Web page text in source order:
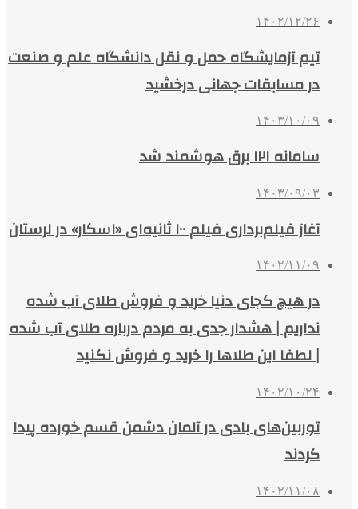
۱۴۰۲/۱۲/۲۶
تیم آزمایشگاه حمل و نقل دانشگاه علم و صنعت
در مسابقات جهانی درخشید
۱۴۰۳/۱۰/۰۹
سامانه ۱۲۱ برق هوشمند شد
۱۴۰۳/۰۹/۰۳
آغاز فیلم‌برداری فیلم ۱۰۰ ثانیه‌ای «اسکار» در لرستان
۱۴۰۲/۱۱/۰۹
در هیچ کجای دنیا خرید و فروش طلای آب شده
نداریم | هشدار جدی به مردم درباره طلای آب شده
| لطفا این طلاها را خرید و فروش نکنید
۱۴۰۲/۱۰/۲۴
توربین‌های بادی در آلمان دشمن قسم خورده پیدا
کردند
۱۴۰۲/۱۱/۰۸